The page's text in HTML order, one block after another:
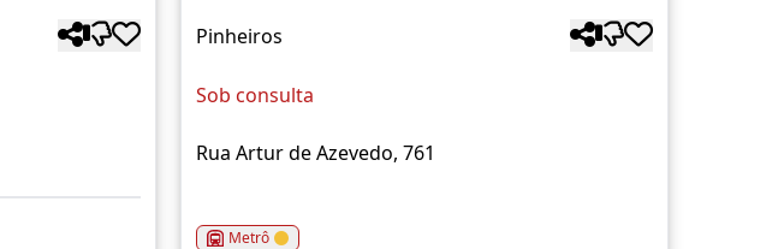
Pinheiros
Sob consulta
Rua Artur de Azevedo, 761
Metrô